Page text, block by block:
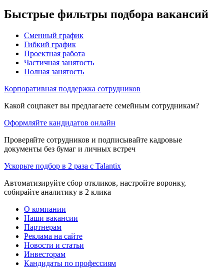
Быстрые фильтры подбора вакансий
Сменный график
Гибкий график
Проектная работа
Частичная занятость
Полная занятость
Корпоративная поддержка сотрудников
Какой соцпакет вы предлагаете семейным сотрудникам?
Оформляйте кандидатов онлайн
Проверяйте сотрудников и подписывайте кадровые
документы без бумаг и личных встреч
Ускорьте подбор в 2 раза с Talantix
Автоматизируйте сбор откликов, настройте воронку,
собирайте аналитику в 2 клика
О компании
Наши вакансии
Партнерам
Реклама на сайте
Новости и статьи
Инвесторам
Кандидаты по профессиям